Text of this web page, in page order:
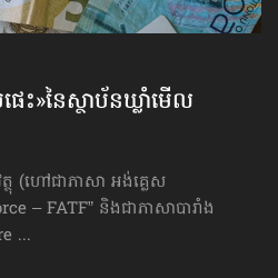
េះ»​នៃស្ថាប័ន​ឃ្លាំមើល​
ត្ថុ (ហៅ​ជា​ភាសា អង់គ្លេស
– FATF” និងជាភាសាបារាំង
...